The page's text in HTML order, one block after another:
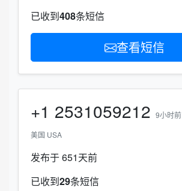
已收到408条短信
查看短信
+1 2531059212 9小时前
美国 USA
发布于 651天前
已收到29条短信